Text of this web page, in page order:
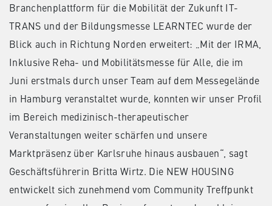
Branchenplattform für die Mobilität der Zukunft IT-
TRANS und der Bildungsmesse LEARNTEC wurde der
Blick auch in Richtung Norden erweitert: „Mit der IRMA,
Inklusive Reha- und Mobilitätsmesse für Alle, die im
Juni erstmals durch unser Team auf dem Messegelände
in Hamburg veranstaltet wurde, konnten wir unser Profil
im Bereich medizinisch-therapeutischer
Veranstaltungen weiter schärfen und unsere
Marktpräsenz über Karlsruhe hinaus ausbauen“, sagt
Geschäftsführerin Britta Wirtz. Die NEW HOUSING
entwickelt sich zunehmend vom Community Treffpunkt